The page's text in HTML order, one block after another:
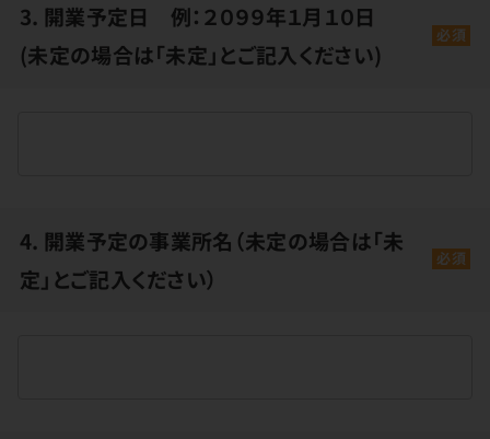
3. 開業予定日 例：２０９９年１月１０日
(未定の場合は「未定」とご記入ください)
必須
4. 開業予定の事業所名（未定の場合は「未
定」とご記入ください）
必須